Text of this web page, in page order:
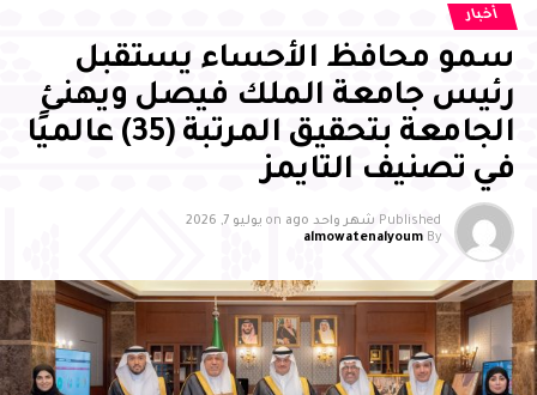
وأشاد سمو محافظ الأحساء بالجهود التي تبذلها جمعية
بصمات لرعاية وتنمية الأيتام بالأحساء، وما تقدمه من مبادرات
وبرامج نوعية أسهمت في تمكين الأيتام علميًا ومهاريًا
أخبار
سمو محافظ الأحساء يستقبل
رئيس جامعة الملك فيصل ويهنئ
الجامعة بتحقيق المرتبة (35) عالميًا
في تصنيف التايمز
Published شهر واحد ago on يوليو 7, 2026
By
almowatenalyoum